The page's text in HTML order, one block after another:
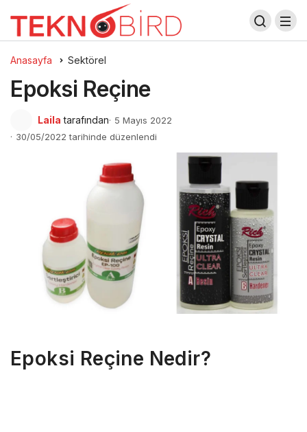
Anasayfa Sektörel
Epoksi Reçine
Laila tarafından
5 Mayıs 2022
30/05/2022 tarihinde düzenlendi
Epoksi Reçine Nedir?